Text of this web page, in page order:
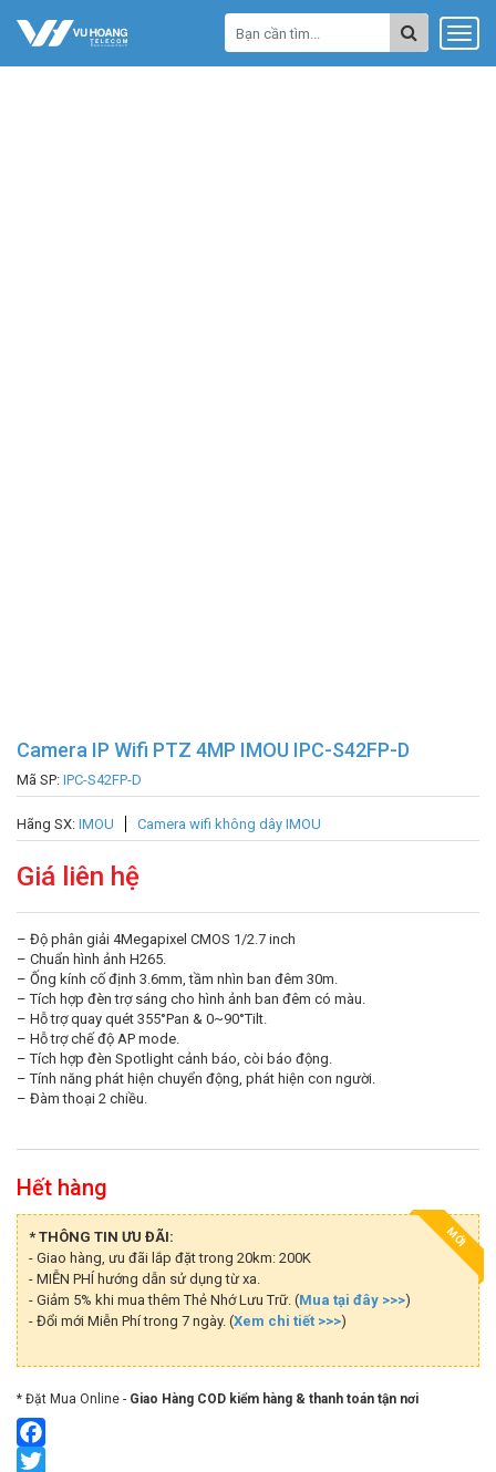
Camera IP Wifi PTZ 4MP IMOU IPC-S42FP-D
Mã SP: IPC-S42FP-D
Hãng SX: IMOU Camera wifi không dây IMOU
Giá liên hệ
– Độ phân giải 4Megapixel CMOS 1/2.7 inch
– Chuẩn hình ảnh H265.
– Ống kính cố định 3.6mm, tầm nhìn ban đêm 30m.
– Tích hợp đèn trợ sáng cho hình ảnh ban đêm có màu.
– Hỗ trợ quay quét 355°Pan & 0~90°Tilt.
– Hỗ trợ chế độ AP mode.
– Tích hợp đèn Spotlight cảnh báo, còi báo động.
– Tính năng phát hiện chuyển động, phát hiện con người.
– Đàm thoại 2 chiều.
Hết hàng
MỚI
* THÔNG TIN ƯU ĐÃI:
- Giao hàng, ưu đãi lắp đặt trong 20km: 200K
- MIỄN PHÍ hướng dẫn sử dụng từ xa.
- Giảm 5% khi mua thêm Thẻ Nhớ Lưu Trữ. (Mua tại đây >>>)
- Đổi mới Miễn Phí trong 7 ngày. (Xem chi tiết >>>)
* Đặt Mua Online - Giao Hàng COD kiểm hàng & thanh toán tận nơi
Facebook